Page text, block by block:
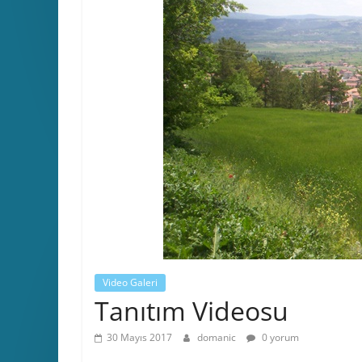
Video Galeri
Tanıtım Videosu
30 Mayıs 2017 domanic 0 yorum